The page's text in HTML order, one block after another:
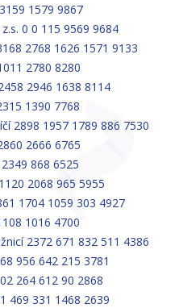
1579 9867
0 0 115 9569 9684
2768 1626 1571 9133
2780 8280
2946 1638 8114
1390 7768
2898 1957 1789 886 7530
2666 6765
868 6525
2068 965 5955
1704 1059 303 4927
1016 4700
2372 671 832 511 4386
956 642 215 3781
264 612 90 2868
469 331 1468 2639